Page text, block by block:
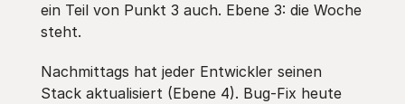
ein Teil von Punkt 3 auch. Ebene 3: die Woche
steht.
Nachmittags hat jeder Entwickler seinen
Stack aktualisiert (Ebene 4). Bug-Fix heute